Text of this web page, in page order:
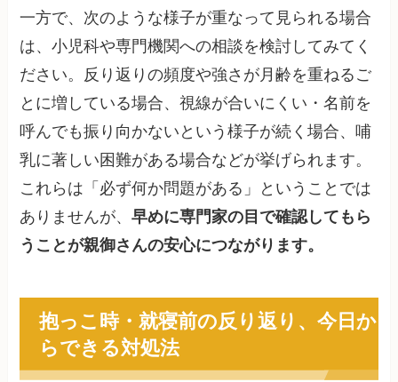
一方で、次のような様子が重なって見られる場合
は、小児科や専門機関への相談を検討してみてく
ださい。反り返りの頻度や強さが月齢を重ねるご
とに増している場合、視線が合いにくい・名前を
呼んでも振り向かないという様子が続く場合、哺
乳に著しい困難がある場合などが挙げられます。
これらは「必ず何か問題がある」ということでは
ありませんが、早めに専門家の目で確認してもら
うことが親御さんの安心につながります。
抱っこ時・就寝前の反り返り、今日か
らできる対処法